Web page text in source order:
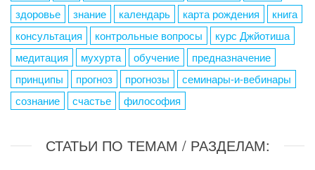
здоровье
знание календарь карта рождения
книга
консультация
контрольные вопросы
курс Джйотиша
медитация
мухурта обучение
предназначение
принципы
прогноз прогнозы
семинары-и-вебинары
сознание
счастье философия
СТАТЬИ ПО ТЕМАМ / РАЗДЕЛАМ: